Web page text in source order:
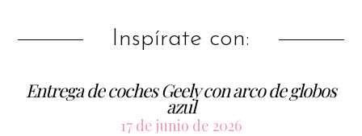
Inspírate con:
Entrega de coches Geely con arco de globos
azul
17 de junio de 2026